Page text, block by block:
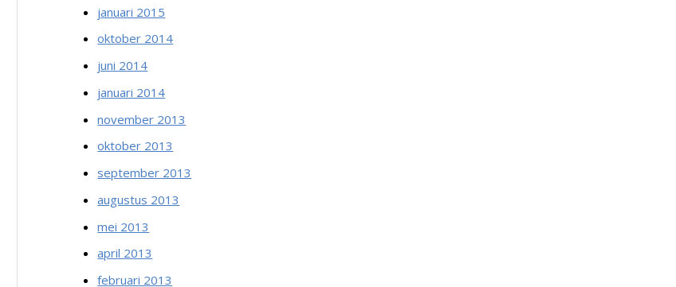
januari 2015
oktober 2014
juni 2014
januari 2014
november 2013
oktober 2013
september 2013
augustus 2013
mei 2013
april 2013
februari 2013